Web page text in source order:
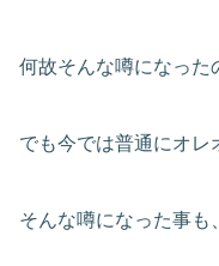
何故そんな噂になった
でも今では普通にオレ
そんな噂になった事も